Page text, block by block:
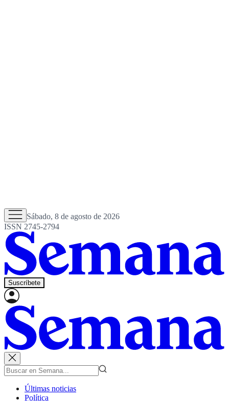
Sábado, 8 de agosto de 2026
ISSN 2745-2794
Suscríbete
Últimas noticias
Política